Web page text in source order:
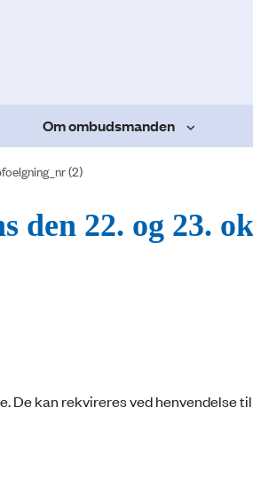
Om ombudsmanden
(2)
den 22. og 23.
De kan rekvireres ved henvendelse til